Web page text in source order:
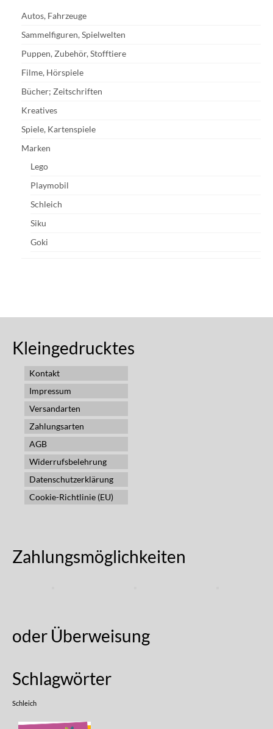
Autos, Fahrzeuge
Sammelfiguren, Spielwelten
Puppen, Zubehör, Stofftiere
Filme, Hörspiele
Bücher; Zeitschriften
Kreatives
Spiele, Kartenspiele
Marken
Lego
Playmobil
Schleich
Siku
Goki
Kleingedrucktes
Kontakt
Impressum
Versandarten
Zahlungsarten
AGB
Widerrufsbelehrung
Datenschutzerklärung
Cookie-Richtlinie (EU)
Zahlungsmöglichkeiten
oder Überweisung
Schlagwörter
Schleich